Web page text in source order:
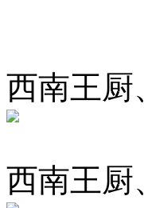
西南王厨
西南王厨